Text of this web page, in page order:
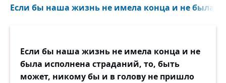
Если бы наша жизнь не имела конца и не была
Если бы наша жизнь не имела конца и не
была исполнена страданий, то, быть
может, никому бы и в голову не пришло